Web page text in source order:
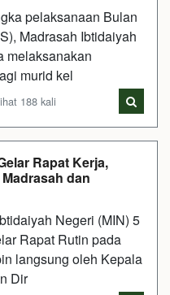
pelaksanaan Bulan
Madrasah Ibtidaiyah
melaksanakan
murid kel
188 kali
Rapat Kerja,
dan
Negeri (MIN) 5
Rapat Rutin pada
langsung oleh Kepala
Dir